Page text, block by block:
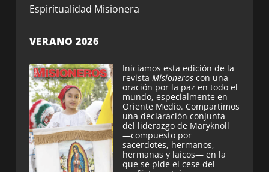
Espiritualidad Misionera
VERANO 2026
Iniciamos esta edición de la
revista Misioneros con una
oración por la paz en todo el
mundo, especialmente en
Oriente Medio. Compartimos
una declaración conjunta
del liderazgo de Maryknoll
—compuesto por
sacerdotes, hermanos,
hermanas y laicos— en la
que se pide el cese del